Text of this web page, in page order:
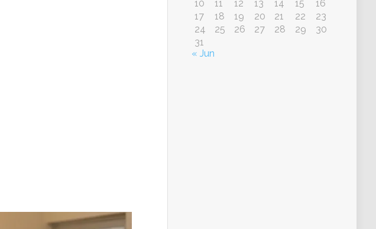
10
11 12 13 14 15
16
17
18 19 20 21 22
23
24
25 26 27 28 29
30
31
« Jun